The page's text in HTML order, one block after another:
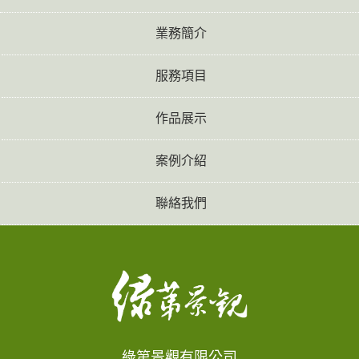
業務簡介
服務項目
作品展示
案例介紹
聯絡我們